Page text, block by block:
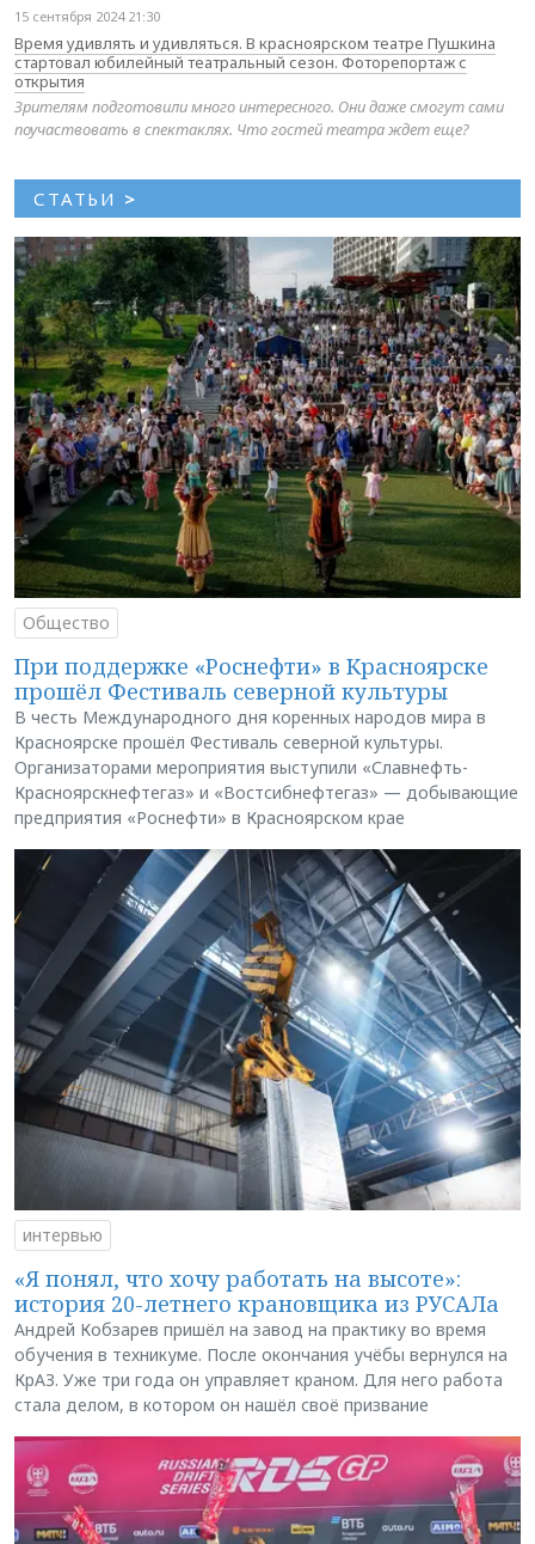
15 сентября 2024 21:30
Время удивлять и удивляться. В красноярском театре Пушкина
стартовал юбилейный театральный сезон. Фоторепортаж с
открытия
Зрителям подготовили много интересного. Они даже смогут сами
поучаствовать в спектаклях. Что гостей театра ждет еще?
СТАТЬИ >
Общество
При поддержке «Роснефти» в Красноярске
прошёл Фестиваль северной культуры
В честь Международного дня коренных народов мира в
Красноярске прошёл Фестиваль северной культуры.
Организаторами мероприятия выступили «Славнефть-
Красноярскнефтегаз» и «Востсибнефтегаз» — добывающие
предприятия «Роснефти» в Красноярском крае
интервью
«Я понял, что хочу работать на высоте»:
история 20-летнего крановщика из РУСАЛа
Андрей Кобзарев пришёл на завод на практику во время
обучения в техникуме. После окончания учёбы вернулся на
КрАЗ. Уже три года он управляет краном. Для него работа
стала делом, в котором он нашёл своё призвание